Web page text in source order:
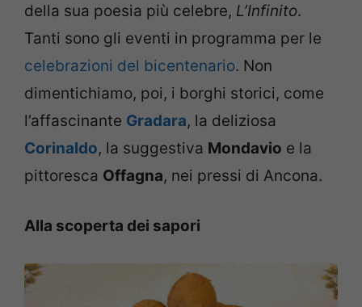
della sua poesia più celebre, L’Infinito.
Tanti sono gli eventi in programma per le
celebrazioni del bicentenario. Non
dimentichiamo, poi, i borghi storici, come
l’affascinante Gradara, la deliziosa
Corinaldo, la suggestiva Mondavio e la
pittoresca Offagna, nei pressi di Ancona.
Alla scoperta dei sapori